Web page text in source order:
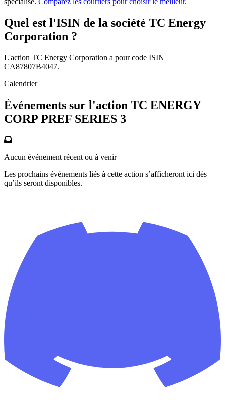
Quel est l'ISIN de la société TC Energy
Corporation ?
L'action TC Energy Corporation a pour code ISIN
CA87807B4047.
Calendrier
Événements sur l'action TC ENERGY
CORP PREF SERIES 3
Aucun événement récent ou à venir
Les prochains événements liés à cette action s’afficheront ici dès
qu’ils seront disponibles.